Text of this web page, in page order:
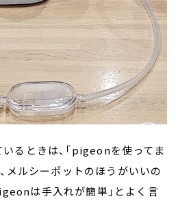
るときは、「pigeonを使ってま
、メルシーポットのほうがいいの
は手入れが簡単」とよく言